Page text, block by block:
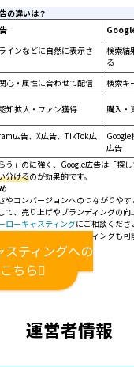
の違いは？
インなどに自然に表示さ
検索結
る
心・属性に合わせて配信
検索キ
知拡大・ファン獲得 購入・
広告、X広告、TikTok広
広告
う」のに強く、Google広告は「探
分けるのが効果的です。
やコンバージョンへのつながりや
て、売り上げやブランディングの向
ローキャスティングにご相談くださ
フルエンサーのキャスティングも可
スティングへの
ちら
運営者情報